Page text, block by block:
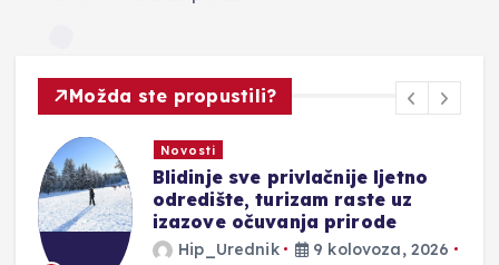
Možda ste propustili?
privlačnije ljetno
raste uz
prirode
9 kolovoza, 2026
Evo gdje se iz
trenutno
u Hrvatsku
Hip_Urednik